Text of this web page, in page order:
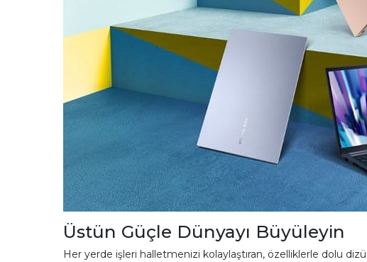
Üstün Güçle Dünyayı Büyüleyin
Her yerde işleri halletmenizi kolaylaştıran, özelliklerle dolu